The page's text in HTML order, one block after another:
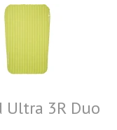
Ultra 3R Duo